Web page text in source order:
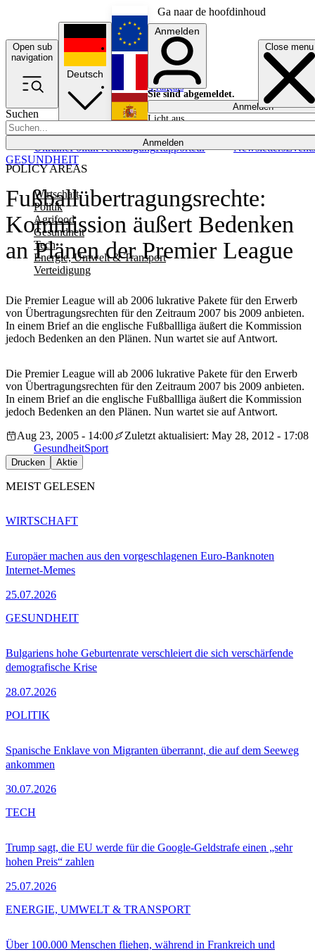
Ga naar de hoofdinhoud
Open sub
navigation
Close menu
Suchen
Anmelden
POLICY AREAS
Wirtschaft
Politik
Agrifood
Gesundheit
Tech
Energie, Umwelt & Transport
Verteidigung
UkrainePolitikVerteidigungRapporteur NewslettersEvents
Deutsch
English
Français
Anmelden
Sie sind abgemeldet.
Anmelden
Licht aus
Fußballübertragungsrechte:
Kommission äußert Bedenken
an Plänen der Premier League
Die Premier League will ab 2006 lukrative Pakete für den Erwerb
von Übertragungsrechten für den Zeitraum 2007 bis 2009 anbieten.
In einem Brief an die englische Fußballliga äußert die Kommission
jedoch Bedenken an den Plänen. Nun wartet sie auf Antwort.
GESUNDHEIT
Die Premier League will ab 2006 lukrative Pakete für den Erwerb
von Übertragungsrechten für den Zeitraum 2007 bis 2009 anbieten.
In einem Brief an die englische Fußballliga äußert die Kommission
jedoch Bedenken an den Plänen. Nun wartet sie auf Antwort.
Aug 23, 2005 - 14:00
Zuletzt aktualisiert: May 28, 2012 - 17:08
GesundheitSport
Drucken Aktie
MEIST GELESEN
Europäer machen aus den vorgeschlagenen Euro-Banknoten
Internet-Memes
25.07.2026
WIRTSCHAFT
Bulgariens hohe Geburtenrate verschleiert die sich verschärfende
demografische Krise
28.07.2026
GESUNDHEIT
Spanische Enklave von Migranten überrannt, die auf dem Seeweg
ankommen
30.07.2026
POLITIK
Trump sagt, die EU werde für die Google-Geldstrafe einen „sehr
hohen Preis“ zahlen
25.07.2026
TECH
Über 100.000 Menschen fliehen, während in Frankreich und
ENERGIE, UMWELT & TRANSPORT